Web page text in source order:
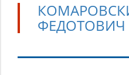
ФЕДОТОВИЧ